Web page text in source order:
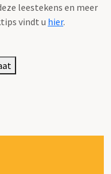
leestekens en meer
vindt u hier.